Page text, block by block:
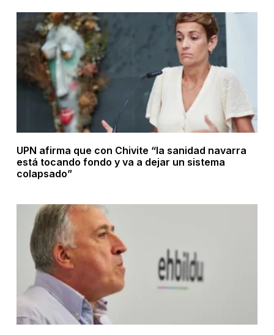
UPN afirma que con Chivite “la sanidad navarra
está tocando fondo y va a dejar un sistema
colapsado”